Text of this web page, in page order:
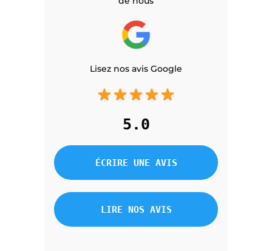
Lisez nos avis Google
5.0
ÉCRIRE UNE AVIS
LIRE NOS AVIS